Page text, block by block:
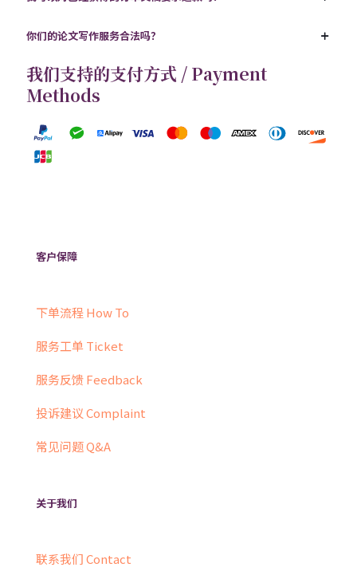
你们的论文写作服务合法吗？
我们支持的支付方式 / Payment
Methods
客户保障
下单流程 How To
服务工单 Ticket
服务反馈 Feedback
投诉建议 Complaint
常见问题 Q&A
关于我们
联系我们 Contact